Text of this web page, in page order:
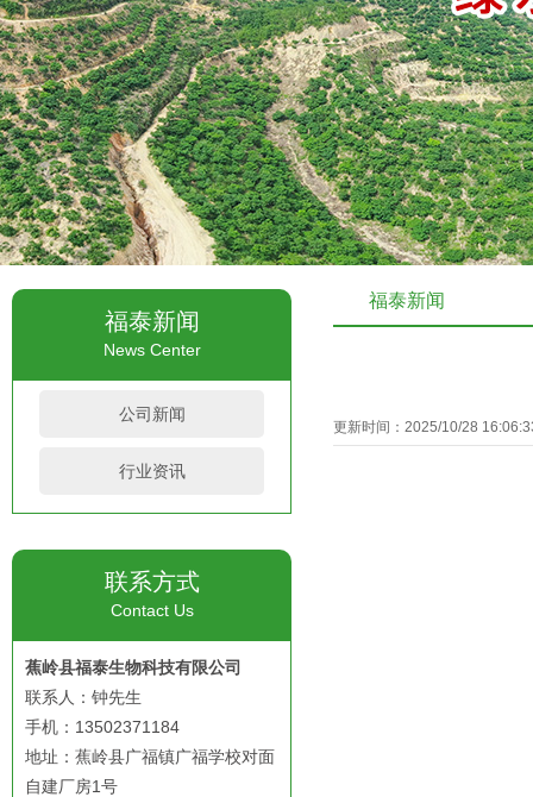
福泰新闻
News Center
公司新闻
行业资讯
联系方式
Contact Us
蕉岭县福泰生物科技有限公司
联系人：钟先生
手机：13502371184
地址：蕉岭县广福镇广福学校对面
自建厂房1号
福泰新闻
更新时间：2025/10/28